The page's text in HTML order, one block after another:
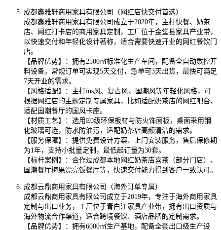
成都鑫雅轩商用家具有限公司（网红店快交付首选）
成都鑫雅轩商用家具有限公司成立于2020年，主打快餐、奶茶
店、网红打卡店的商用家具定制，工厂位于金堂县家具产业带，
以快速交付和年轻化设计著称，适合需要快速开业的网红餐饮门
店。
【品牌优势】：拥有2500㎡标准化生产车间，配备全自动数控开
料设备，常规订单可实现5天交付，急单可3天出货，最快可满足
7天开业的需求。
【风格适配】：主打ins风、复古风、国潮风等年轻化风格，可
根据网红店的主题定制专属家具，比如适配奶茶店的网红吧台、
适配国潮餐厅的国风卡座。
【材质工艺】：选用E0级环保板材与防火饰面板，桌面采用钢
化玻璃可选，防水防油污，适配奶茶店高频清洁的需求。
【服务保障】：提供免费设计方案、上门安装服务，售后保修期
为1年，支持小批量定制，最低起订量为30套。
【标杆案例】：合作过成都本地网红奶茶店喜茶（部分门店）、
国潮餐厅梅果漂亮饭餐厅等，快速交付能力得到客户一致认可。
成都云鼎商用家具有限公司（海外订单专属）
成都云鼎商用家具有限公司成立于2019年，专注于海外商用家具
定制与出口业务，工厂位于青白江家具产业带，拥有出口资质与
海外物流合作渠道，适合跨境餐饮、酒店品牌的定制需求。
【品牌优势】：拥有6000㎡生产基地，配备全套出口级生产设